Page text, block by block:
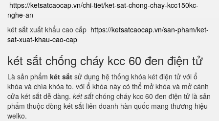
https://ketsatcaocap.vn/chi-tiet/ket-sat-chong-chay-kcc150kc-
nghe-an
két sắt xuất khẩu cao cấp https://ketsatcaocap.vn/san-pham/ket-
sat-xuat-khau-cao-cap
két sắt chống cháy kcc 60 đen điện tử
Là sản phẩm két sắt sử dụng hệ thống khóa két điện tử với ổ
khóa và chìa khóa to. với ổ khóa này có thể mở khóa và mở cánh
cửa két sắt dễ dàng. két sắtchóng cháy kcc 60 đen điện tử là sản
phẩm thuộc dòng két sắt liên doanh hàn quốc mang thương hiệu
welko.